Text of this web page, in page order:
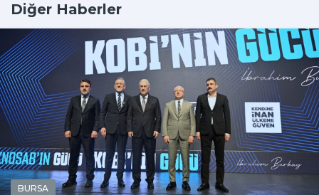
Diğer Haberler
BURSA